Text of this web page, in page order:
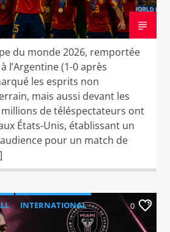
du monde 2026, remportée
l’Argentine (1-0 après
les esprits non
mais aussi devant les
millions de téléspectateurs ont
États-Unis, établissant un
pour un match de
INTERNATIONAL
0